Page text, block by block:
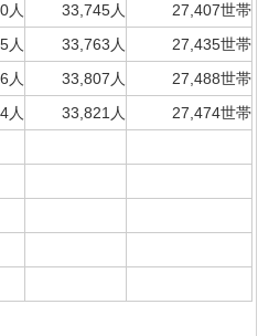
人 33,745人
27,407世帯
人 33,763人
27,435世帯
人 33,807人
27,488世帯
人 33,821人
27,474世帯